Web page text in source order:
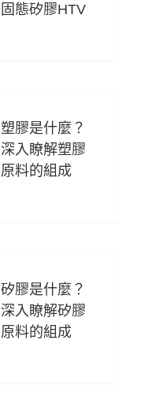
固態矽膠HTV
塑膠是什麼？
深入瞭解塑膠
原料的組成
矽膠是什麼？
深入瞭解矽膠
原料的組成